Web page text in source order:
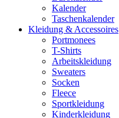
Kalender
Taschenkalender
Kleidung & Accessoires
Portmonees
T-Shirts
Arbeitskleidung
Sweaters
Socken
Fleece
Sportkleidung
Kinderkleidung